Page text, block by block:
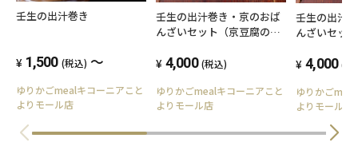
壬生の出汁巻き
1,500 (税込) ～
ゆりかごmealキコーニアこと
よりモール店
壬生の出汁巻き・京のおば
んざいセット（京豆腐の和
4,000 (税込)
ゆりかごmealキコーニアこと
よりモール店
壬生の出汁
んざいセッ
4,000 (税
ゆりかご
よりモール店